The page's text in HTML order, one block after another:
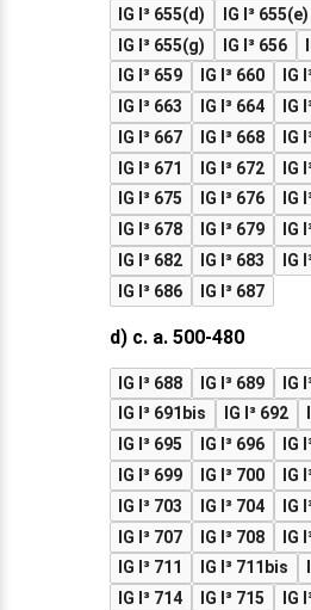
IG I³ 655(d)
IG I³ 655(e)
IG I³ 655(g)
IG I³ 656
IG I³ 659
IG I³ 660 IG
IG I³ 663
IG I³ 664 IG
IG I³ 667
IG I³ 668 IG
IG I³ 671
IG I³ 672 IG
IG I³ 675
IG I³ 676 IG
IG I³ 678
IG I³ 679 IG
IG I³ 682
IG I³ 683 IG
IG I³ 686
IG I³ 687
d) c. a. 500-480
IG I³ 688 IG I³ 689 IG
IG I³ 691bis
IG I³ 692
IG I³ 695
IG I³ 696 IG
IG I³ 699
IG I³ 700 IG
IG I³ 703
IG I³ 704 IG
IG I³ 707
IG I³ 708 IG
IG I³ 711
IG I³ 711bis
IG I³ 714
IG I³ 715 IG